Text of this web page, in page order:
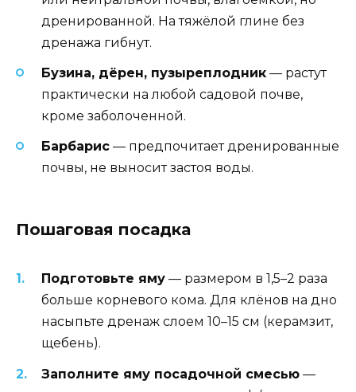
дренированной. На тяжёлой глине без
дренажа гибнут.
Бузина, дёрен, пузыреплодник — растут
практически на любой садовой почве,
кроме заболоченной.
Барбарис — предпочитает дренированные
почвы, не выносит застоя воды.
Пошаговая посадка
Подготовьте яму — размером в 1,5–2 раза
больше корневого кома. Для клёнов на дно
насыпьте дренаж слоем 10–15 см (керамзит,
щебень).
Заполните яму посадочной смесью —